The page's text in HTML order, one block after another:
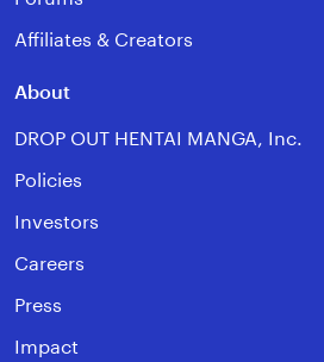
Affiliates & Creators
About
DROP OUT HENTAI MANGA, Inc.
Policies
Investors
Careers
Press
Impact